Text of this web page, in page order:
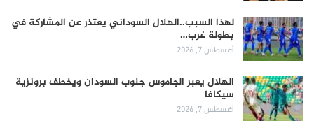
لهذا السبب..الهلال السوداني يعتذر عن المشاركة في
بطولة غرب…
أغسطس 7, 2026
الهلال يعبر الجاموس جنوب السودان ويخطف برونزية
سيكافا
أغسطس 7, 2026